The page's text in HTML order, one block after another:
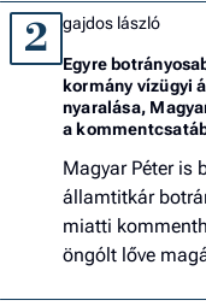
2 gajdos lászló
Egyre
kormány vízügyi
nyaralása,
a
Magyar Péter is
államtitkár
miatti
öngólt lőve